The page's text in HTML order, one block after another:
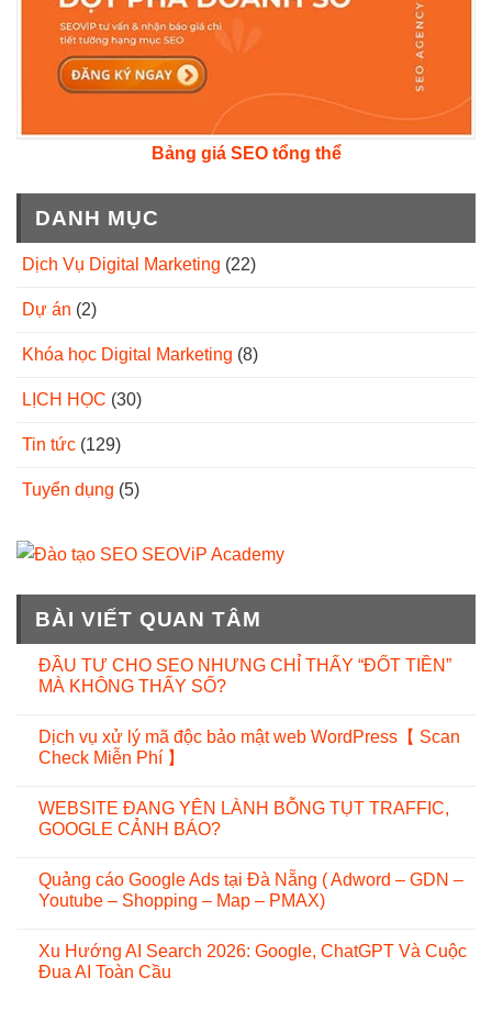
Bảng giá SEO tổng thể
DANH MỤC
Dịch Vụ Digital Marketing (22)
Dự án (2)
Khóa học Digital Marketing (8)
LỊCH HỌC (30)
Tin tức (129)
Tuyển dụng (5)
BÀI VIẾT QUAN TÂM
ĐẦU TƯ CHO SEO NHƯNG CHỈ THẤY “ĐỐT TIỀN”
MÀ KHÔNG THẤY SỐ?
Dịch vụ xử lý mã độc bảo mật web WordPress【 Scan
Check Miễn Phí 】
WEBSITE ĐANG YÊN LÀNH BỖNG TỤT TRAFFIC,
GOOGLE CẢNH BÁO?
Quảng cáo Google Ads tại Đà Nẵng ( Adword – GDN –
Youtube – Shopping – Map – PMAX)
Xu Hướng AI Search 2026: Google, ChatGPT Và Cuộc
Đua AI Toàn Cầu